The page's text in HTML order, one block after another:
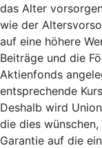
das Alter
wie der
auf eine höhere
Beiträge und die
Aktienfonds
entsprechende
Deshalb wird
die dies
Garantie auf die